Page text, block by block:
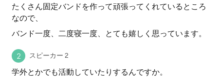
たくさん固定バンドを作って頑張ってくれているところ
なので、
バンド一度、二度寝一度、とても嬉しく思っています。
スピーカー 2
学外とかでも活動していたりするんですか。